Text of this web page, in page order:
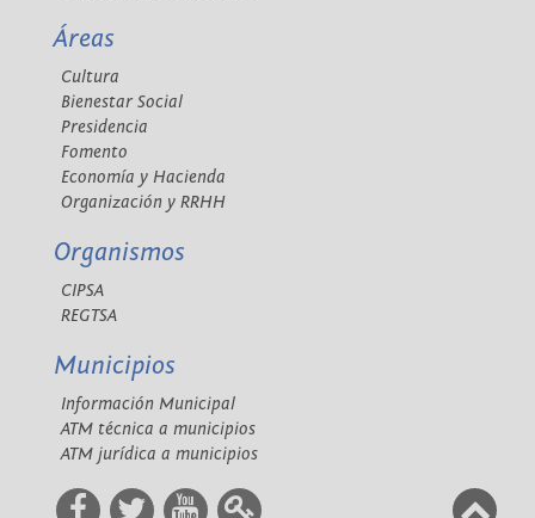
Áreas
Cultura
Bienestar Social
Presidencia
Fomento
Economía y Hacienda
Organización y RRHH
Organismos
CIPSA
REGTSA
Municipios
Información Municipal
ATM técnica a municipios
ATM jurídica a municipios